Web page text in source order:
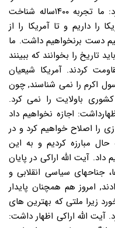
خوانده ایم. آیت الله اراکی تصریح کرد: ما تجربه ۱۴۰۰ساله شناخت
را داریم و تا آمریکا را از
دست برنخواهیم داشت. ما
تاریخ را بخوانند که ببینند
کردند. آمریکا شیعیان
اکرم را نمی شناسند, چون
باولایت را نمی کرد.
اجازه نخواهیم داد
را اصلاح خواهیم کرد و در
مبارزه کردیم و به این
آیت الله اراکی در پایان
جناحهای سیاسی انقلابی و
امروز هم همچنان پایدار
زیرا ملتی که بهترین های
الله اراکی اظهار داشت: